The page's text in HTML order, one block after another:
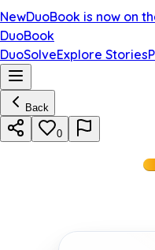
NewDuoBook is now on
DuoBook
DuoSolveExplore Stories
Back
0